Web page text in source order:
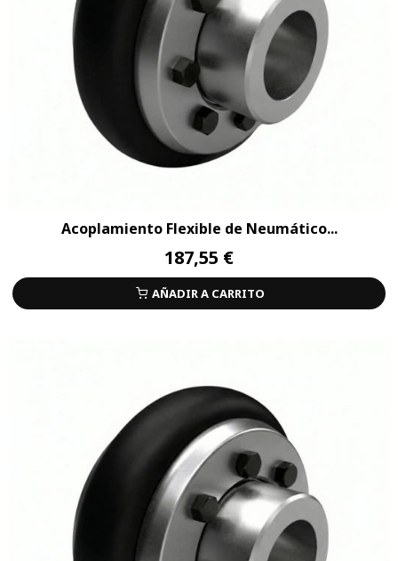
Acoplamiento Flexible de Neumático...
187,55 €
AÑADIR A CARRITO